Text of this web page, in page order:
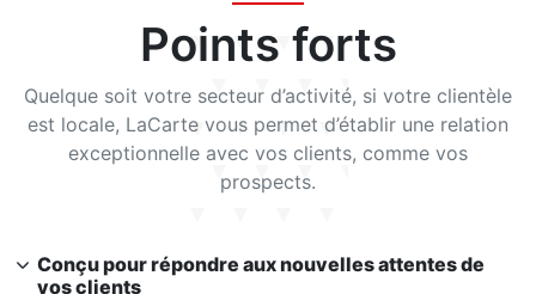
Points forts
Quelque soit votre secteur d’activité, si votre clientèle
est locale, LaCarte vous permet d’établir une relation
exceptionnelle avec vos clients, comme vos
prospects.
Conçu pour répondre aux nouvelles attentes de
vos clients